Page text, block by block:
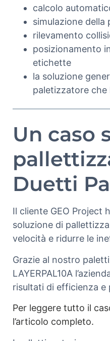
calcolo
simulazione della
rilevamento
posizionamento
etichette
la soluzione
paletizzatore
Un caso
Duetti
Il cliente GEO Project
soluzione di
velocità e ridurre le
Grazie al nostro
LAYERPAL10A
risultati di efficienza e
Per leggere tutto il
l’articolo completo.